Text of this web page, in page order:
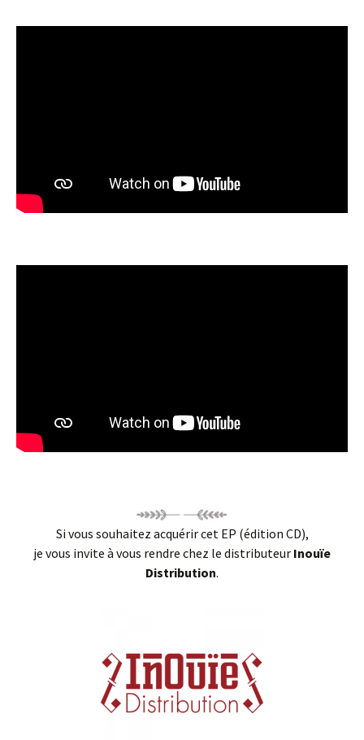
Si vous souhaitez acquérir cet EP (édition CD),
je vous invite à vous rendre chez le distributeur Inouïe
Distribution.